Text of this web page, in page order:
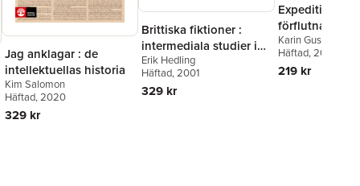
Jag anklagar : de
intellektuellas historia
Kim Salomon
Häftad, 2020
329 kr
Brittiska fiktioner :
intermediala studier i
film, TV, dramatik,
prosa och
Erik Hedling
Häftad, 2001
329 kr
Expeditioner i
förflutna :
fältarbeten och
försvinnande
allmogekultur
Karin Gustavsson
Häftad, 2014
219 kr